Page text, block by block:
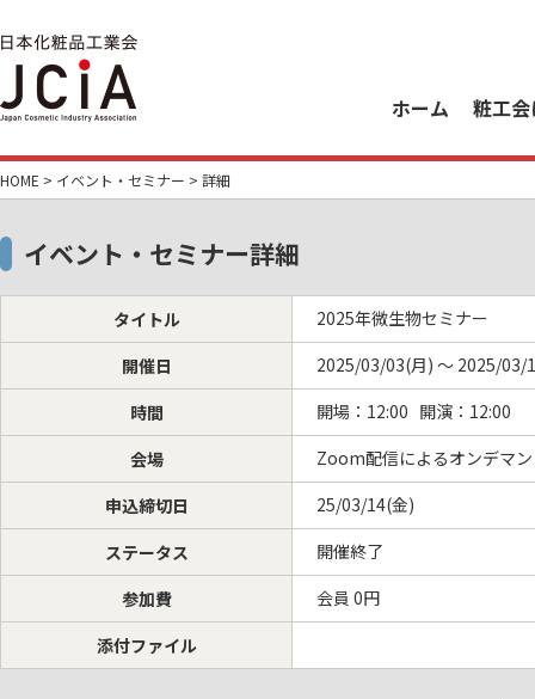
ホーム 粧工
HOME > イベント・セミナー > 詳細
イベント・セミナー詳細
タイトル
2025年微生物セミナー
開催日
2025/03/03(月) ～ 2025/03/
時間
開場：12:00 開演：12:00
会場
Zoom配信によるオンデマ
申込締切日
25/03/14(金)
ステータス
開催終了
参加費
会員 0円
添付ファイル